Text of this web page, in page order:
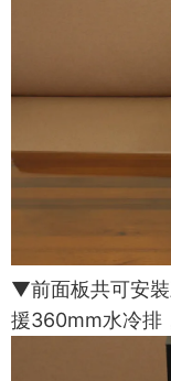
▼前面板共可安
援360mm水冷排